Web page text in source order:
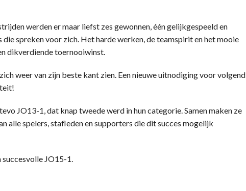
werden er maar liefst zes gewonnen, één gelijkgespeeld en
die spreken voor zich. Het harde werken, de teamspirit en het mooie
dikverdiende toernooiwinst.
weer van zijn beste kant zien. Een nieuwe uitnodiging voor volgend
JO13-1, dat knap tweede werd in hun categorie. Samen maken ze
alle spelers, stafleden en supporters die dit succes mogelijk
JO15-1.